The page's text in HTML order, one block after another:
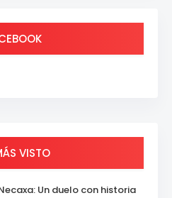
VISTO
Un duelo con historia